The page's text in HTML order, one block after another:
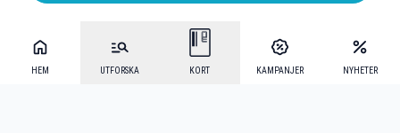
HEM UTFORSKA KORT KAMPANJER NYHETER